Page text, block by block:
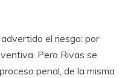
el riesgo: por
Pero Rivas se
penal, de la misma